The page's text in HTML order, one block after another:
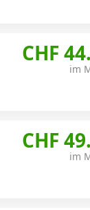
CHF
im
CHF
im